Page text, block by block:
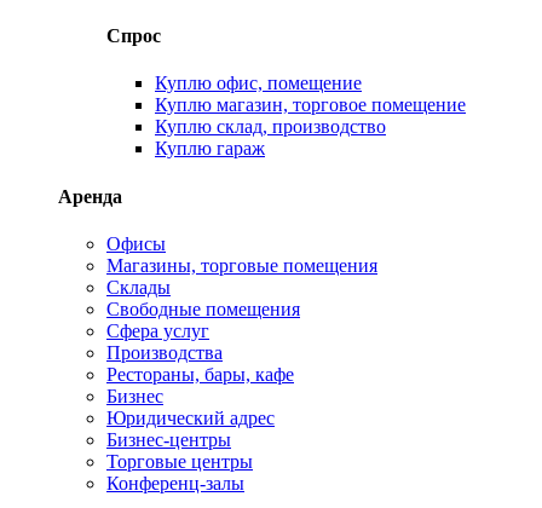
Спрос
Куплю офис, помещение
Куплю магазин, торговое помещение
Куплю склад, производство
Куплю гараж
Аренда
Офисы
Магазины, торговые помещения
Склады
Свободные помещения
Сфера услуг
Производства
Рестораны, бары, кафе
Бизнес
Юридический адрес
Бизнес-центры
Торговые центры
Конференц-залы